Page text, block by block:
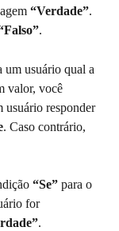
“Verdade”.
.
um usuário qual a
valor, você
usuário responder
. Caso contrário,
“Se” para o
for
.